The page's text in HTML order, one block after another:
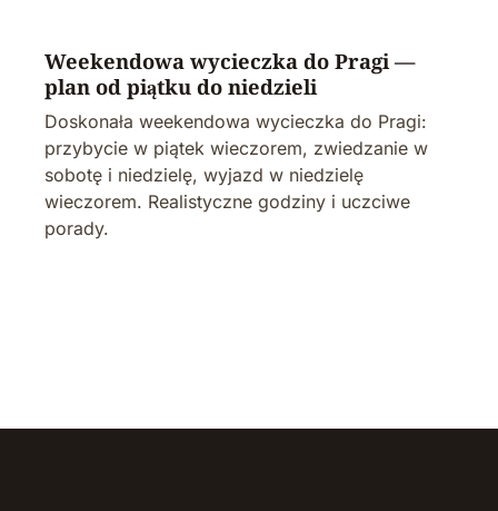
Weekendowa wycieczka do Pragi —
plan od piątku do niedzieli
Doskonała weekendowa wycieczka do Pragi:
przybycie w piątek wieczorem, zwiedzanie w
sobotę i niedzielę, wyjazd w niedzielę
wieczorem. Realistyczne godziny i uczciwe
porady.